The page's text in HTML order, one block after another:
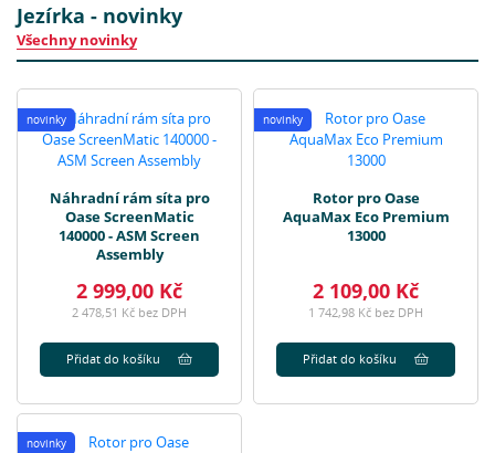
Jezírka - novinky
Všechny novinky
novinky
Náhradní rám síta pro
Oase ScreenMatic
140000 - ASM Screen
Assembly
2 999,00 Kč
2 478,51 Kč bez DPH
Přidat do košíku
novinky
Rotor pro Oase
AquaMax Eco Premium
13000
2 109,00 Kč
1 742,98 Kč bez DPH
Přidat do košíku
novinky